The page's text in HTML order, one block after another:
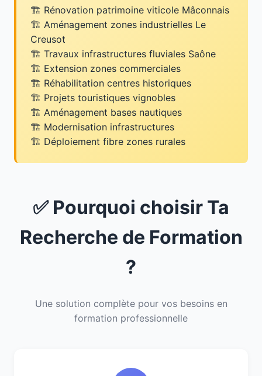
Rénovation patrimoine viticole Mâconnais
Aménagement zones industrielles Le
Creusot
Travaux infrastructures fluviales Saône
Extension zones commerciales
Réhabilitation centres historiques
Projets touristiques vignobles
Aménagement bases nautiques
Modernisation infrastructures
Déploiement fibre zones rurales
✅ Pourquoi choisir Ta
Recherche de Formation
?
Une solution complète pour vos besoins en
formation professionnelle